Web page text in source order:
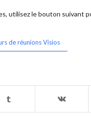
utilisez le bouton suivant
de réunions Visios